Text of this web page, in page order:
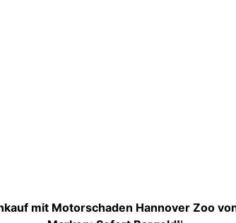
mit Motorschaden Hannover Zoo